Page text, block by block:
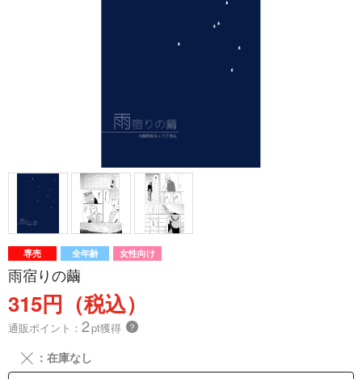
専売 全年齢 女性向け
雨宿りの繭
315円（税込）
通販ポイント： 2pt獲得 ？
╳ ：在庫なし